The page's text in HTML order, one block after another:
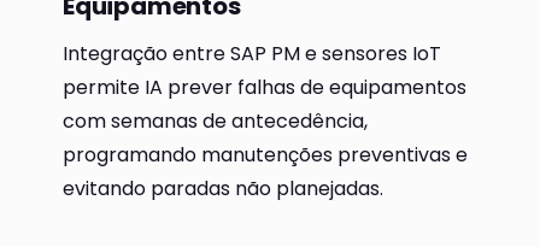
Integração entre SAP PM e sensores IoT
permite IA prever falhas de equipamentos
com semanas de antecedência,
programando manutenções preventivas e
evitando paradas não planejadas.